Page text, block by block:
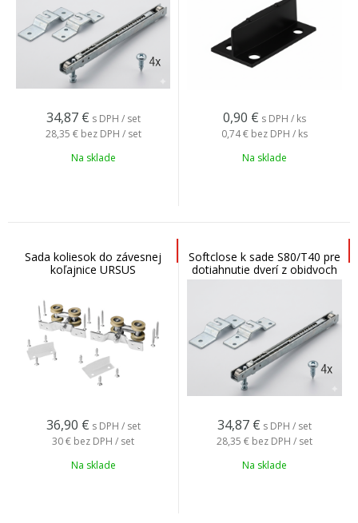
34,87 € s DPH / set
28,35 € bez DPH / set
Na sklade
0,90 € s DPH / ks
0,74 € bez DPH / ks
Na sklade
Sada koliesok do závesnej
koľajnice URSUS
36,90 € s DPH / set
30 € bez DPH / set
Na sklade
Softclose k sade S80/T40 pre
dotiahnutie dverí z obidvoch
strán
34,87 € s DPH / set
28,35 € bez DPH / set
Na sklade